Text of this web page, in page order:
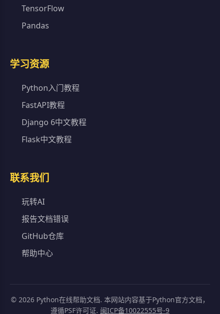
TensorFlow
Pandas
学习资源
Python入门教程
FastAPI教程
Django 6中文教程
Flask中文教程
联系我们
玩转AI
报告文档错误
GitHub仓库
帮助中心
© 2026 Python在线帮助文档. 本网站内容基于Python官方文档，
遵循PSF许可证. 闽ICP备10022555号-9